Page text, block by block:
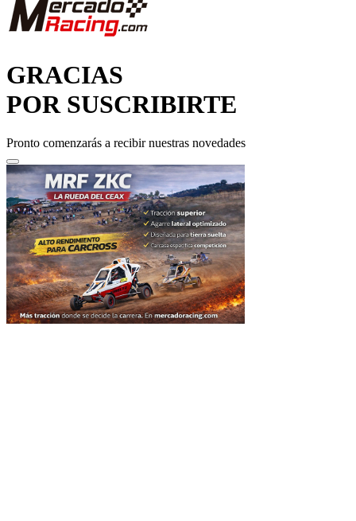
GRACIAS
POR SUSCRIBIRTE
Pronto comenzarás a recibir nuestras novedades